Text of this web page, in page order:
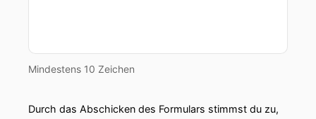
Mindestens 10 Zeichen
Durch das Abschicken des Formulars stimmst du zu,